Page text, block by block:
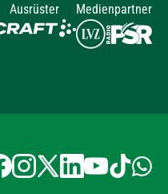
Ausrüster
Medienpartner